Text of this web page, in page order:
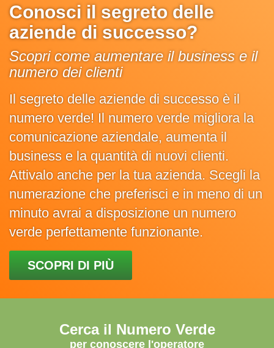
Conosci il segreto delle
aziende di successo?
Scopri come aumentare il business e il
numero dei clienti
Il segreto delle aziende di successo è il
numero verde! Il numero verde migliora la
comunicazione aziendale, aumenta il
business e la quantità di nuovi clienti.
Attivalo anche per la tua azienda. Scegli la
numerazione che preferisci e in meno di un
minuto avrai a disposizione un numero
verde perfettamente funzionante.
SCOPRI DI PIÙ
Cerca il Numero Verde
per conoscere l'operatore